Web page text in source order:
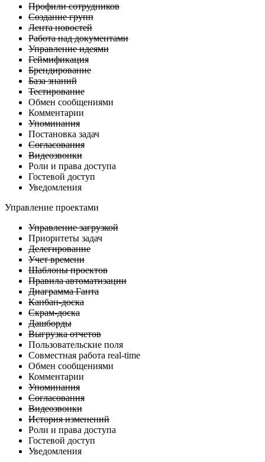
Профили сотрудников
Создание групп
Лента новостей
Работа над документами
Управление идеями
Геймификация
Брендирование
База знаний
Тестирование
Обмен сообщениями
Комментарии
Упоминания
Постановка задач
Согласования
Видеозвонки
Роли и права доступа
Гостевой доступ
Уведомления
Управление проектами
Управление загрузкой
Приоритеты задач
Делегирование
Учет времени
Шаблоны проектов
Правила автоматизации
Диаграмма Ганта
Канбан-доска
Скрам-доска
Дашборды
Выгрузка отчетов
Пользовательские поля
Совместная работа real-time
Обмен сообщениями
Комментарии
Упоминания
Согласования
Видеозвонки
История изменений
Роли и права доступа
Гостевой доступ
Уведомления